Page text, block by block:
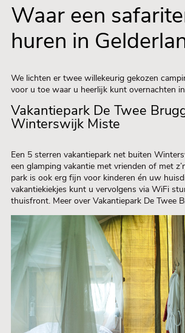
Waar een
huren in
We lichten er twee willekeurig gekozen
voor u toe waar u heerlijk kunt overnachten
Vakantiepark De Twee
Winterswijk Miste
Een 5 sterren vakantiepark net buiten
een glamping vakantie met vrienden of met
park is ook erg fijn voor kinderen én uw
vakantiekiekjes kunt u vervolgens via WiFi
thuisfront. Meer over Vakantiepark De Twee